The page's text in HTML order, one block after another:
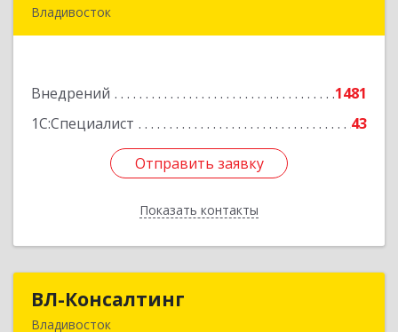
Владивосток
Внедрений
1481
1С:Специалист
43
Отправить заявку
Показать контакты
Подробнее
Отправить заявку
Назад
ВЛ-Консалтинг
Владивосток